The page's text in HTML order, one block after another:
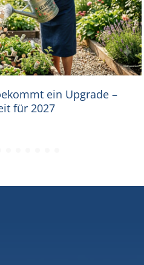
ein Upgrade –
für 2027